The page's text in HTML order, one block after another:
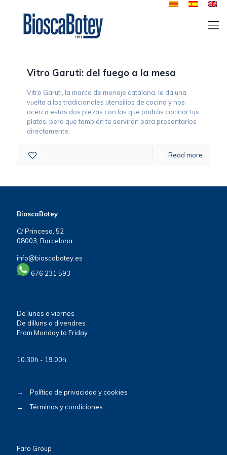
Vitro Garuti: del fuego a la mesa
Vitro Garuti, la marca de menaje catalana, le da una
vuelta a los tradicionales utensilios de cocina y nos
acerca estas dos piezas con las que podrás cocinar tus
platos, pero que también te servirán para presentarlos
directamente.
Read more
BioscaBotey
C/ Princesa, 52
08003, Barcelona
info@bioscabotey.es
676 231 593
De lunes a viernes
De dilluns a divendres
From Monday to Friday
10.30h - 19.00h
→
Política de privacidad y cookies
→
Términos y condiciones
Faro Group